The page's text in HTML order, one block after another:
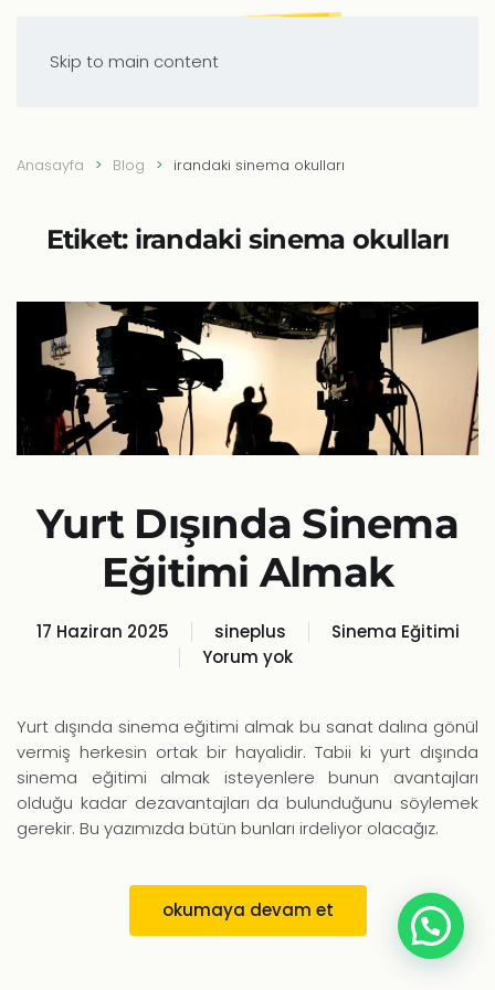
Skip to main content
Anasayfa Blog irandaki sinema okulları
Etiket: irandaki sinema okulları
Yurt Dışında Sinema
Eğitimi Almak
17 Haziran 2025 sineplus
Sinema Eğitimi
Yorum yok
Yurt
Sinema
Eğitimi
Almak
Yurt dışında sinema eğitimi almak bu sanat dalına gönül
vermiş herkesin ortak bir hayalidir. Tabii ki yurt dışında
sinema eğitimi almak isteyenlere bunun avantajları
olduğu kadar dezavantajları da bulunduğunu söylemek
gerekir. Bu yazımızda bütün bunları irdeliyor olacağız.
okumaya devam et